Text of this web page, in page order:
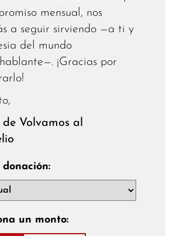
mensual, nos
a seguir sirviendo —a ti y
del mundo
¡Gracias por
Volvamos al
un monto: